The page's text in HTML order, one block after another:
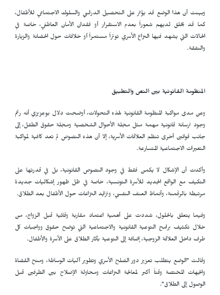
وبينت أن هذا الوضع قد يؤثر على التحصيل الدراسي والسلوك الاجتماعي للأطفال،
كما قد يخلق لديهم شعوراً بعدم الاستقرار أو فقدان الأمان العاطفي، خاصة في
الحالات التي يشهد فيها النزاع الأسري توتراً مستمراً أو خلافات حول الحضانة والزيارة
والنفقة.
المنظومة القانونية بين النص والتطبيق
وعن مدى مواكبة المنظومة القانونية لهذه التحولات، أوضحت دلال بوعزيزي أنه رغم
وجود ترسانة قانونية مهمة مثل مجلة الأحوال الشخصية ومجلة حقوق الطفل، إلى
جانب قوانين أخرى تنظم العلاقات الأسرية، إلا أن هذه النصوص لم تعد كافية لمواكبة
التغيرات الاجتماعية المتسارعة.
وأكدت أن الإشكال لا يكمن فقط في وجود النصوص القانونية، بل في قدرتها على
التكيف مع الواقع الجديد للأسرة التونسية، خاصة في ظل ظهور إشكاليات جديدة
مرتبطة بالرقمنة، وأنماط العنف النفسي، وتزايد النزاعات حول الأطفال بعد الطلاق.
وفيما يتعلق بالحلول، شددت على أهمية اعتماد مقاربة وقائية قبل الزواج، من
خلال تكثيف برامج التوعية القانونية والاجتماعية التي توضح حقوق وواجبات كل
طرف داخل العلاقة الزوجية، إضافة إلى التوعية بآثار الطلاق على الأسرة والأطفال.
وقالت "الوضع يتطلب تعزيز دور الصلح الأسري وتطوير آليات الوساطة، ومنح القضاة
والجهات المختصة وقتاً أكبر لمعالجة النزاعات ومحاولة الإصلاح بين الطرفين قبل
الوصول إلى الطلاق".